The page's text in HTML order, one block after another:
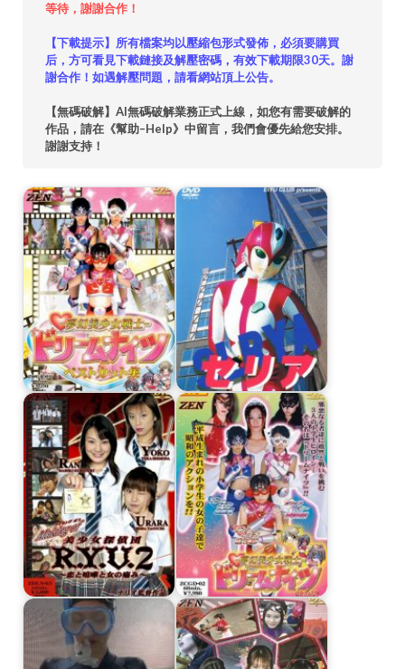
等待，謝謝合作！
【下載提示】所有檔案均以壓縮包形式發佈，必須要購買
后，方可看見下載鏈接及解壓密碼，有效下載期限30天。謝
謝合作！如遇解壓問題，請看網站頂上公告。
【無碼破解】AI無碼破解業務正式上線，如您有需要破解的
作品，請在《幫助–Help》中留言，我們會優先給您安排。
謝謝支持！